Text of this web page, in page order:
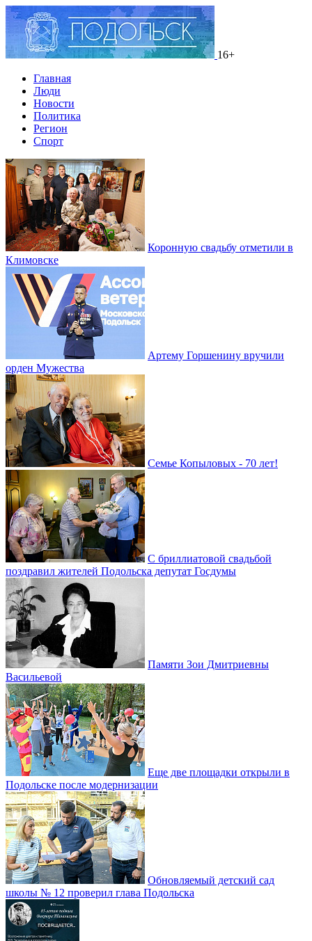
16+
Главная
Люди
Новости
Политика
Регион
Спорт
Коронную свадьбу отметили в
Климовске
Артему Горшенину вручили
орден Мужества
Семье Копыловых - 70 лет!
С бриллиатовой свадьбой
поздравил жителей Подольска депутат Госдумы
Памяти Зои Дмитриевны
Васильевой
Еще две площадки открыли в
Подольске после модернизации
Обновляемый детский сад
школы № 12 проверил глава Подольска